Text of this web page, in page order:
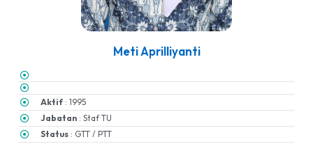
Meti Aprilliyanti
Aktif : 1995
Jabatan : Staf TU
Status : GTT / PTT